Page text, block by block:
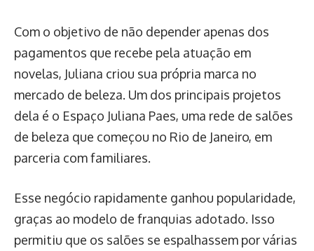
Com o objetivo de não depender apenas dos
pagamentos que recebe pela atuação em
novelas, Juliana criou sua própria marca no
mercado de beleza. Um dos principais projetos
dela é o Espaço Juliana Paes, uma rede de salões
de beleza que começou no Rio de Janeiro, em
parceria com familiares.
Esse negócio rapidamente ganhou popularidade,
graças ao modelo de franquias adotado. Isso
permitiu que os salões se espalhassem por várias